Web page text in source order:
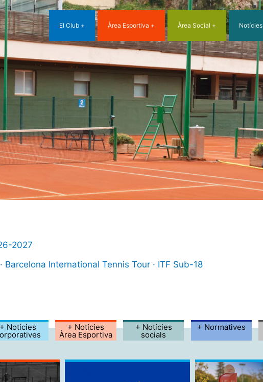
El Club Àrea Esportiva Àrea Social Notícies
2027
Barcelona International Tennis Tour · ITF Sub-18
del Club.
+ Notícies + Notícies
Àrea Esportiva
+ Notícies
socials
+ Normatives